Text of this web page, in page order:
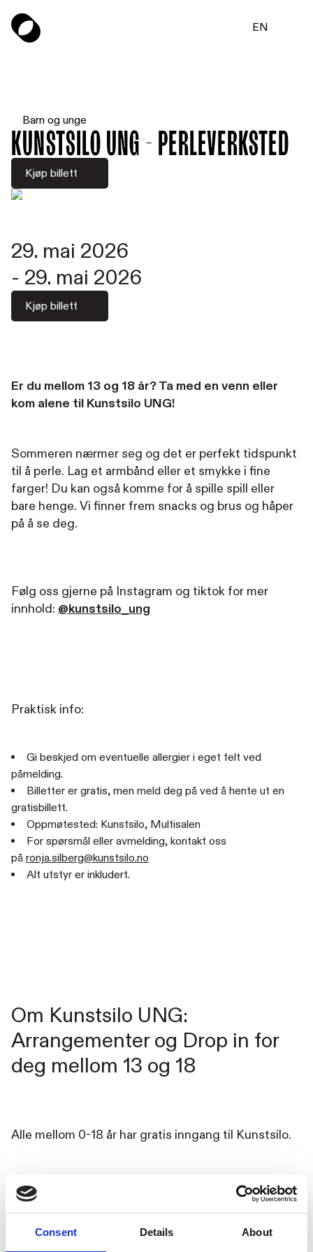
Consent Details About
EN
Barn og unge
Kunstsilo UNG - Perleverksted
Kjøp billett
29. mai 2026
- 29. mai 2026
Kjøp billett
Er du mellom 13 og 18 år? Ta med en venn eller
kom alene til Kunstsilo UNG!
Sommeren nærmer seg og det er perfekt tidspunkt
til å perle. Lag et armbånd eller et smykke i fine
farger! Du kan også komme for å spille spill eller
bare henge. Vi finner frem snacks og brus og håper
på å se deg.
Følg oss gjerne på Instagram og tiktok for mer
innhold: @kunstsilo_ung
Praktisk info:
Gi beskjed om eventuelle allergier i eget felt ved
påmelding.
Billetter er gratis, men meld deg på ved å hente ut en
gratisbillett.
Oppmøtested: Kunstsilo, Multisalen
For spørsmål eller avmelding, kontakt oss
på ronja.silberg@kunstsilo.no
Alt utstyr er inkludert.
Om Kunstsilo UNG:
Arrangementer og Drop in for
deg mellom 13 og 18
Alle mellom 0-18 år har gratis inngang til Kunstsilo.
Hver torsdag og fredag fra kl. 17.00-20.30 er
Multisalen kun for unge. Her kan du bare henge
er helt opp til deg. Vi har spill og hobbymateriell, og